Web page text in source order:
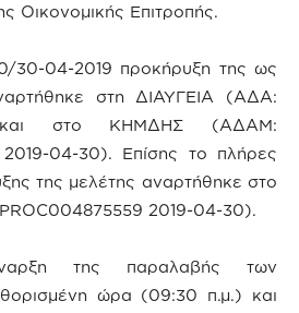
Οικονομικής Επιτροπής.
30-04-2019 προκήρυξη της ως
στη ΔΙΑΥΓΕΙΑ (ΑΔΑ:
στο ΚΗΜΔΗΣ (ΑΔΑΜ:
04-30). Επίσης το πλήρες
της μελέτης αναρτήθηκε στο
2019-04-30).
της παραλαβής των
ώρα (09:30 π.μ.) και